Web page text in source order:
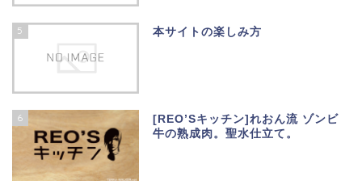
5 本サイトの楽しみ方
6
[REO’Sキッチン]れおん流 ゾンビ
牛の熟成肉。聖水仕立て。